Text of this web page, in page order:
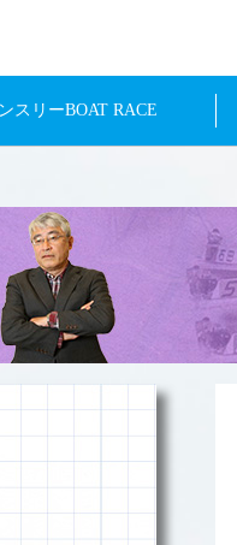
スリーBOAT RACE